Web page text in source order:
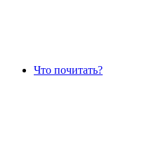
Что почитать?